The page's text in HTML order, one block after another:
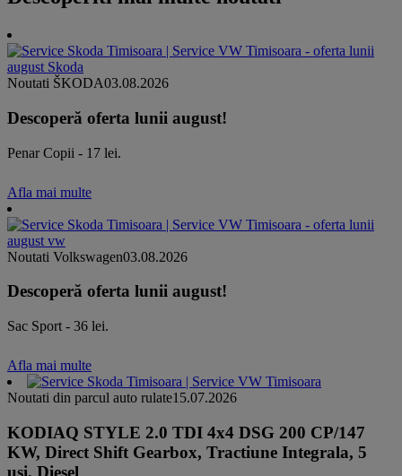
Noutati ŠKODA03.08.2026
Descoperă oferta lunii august!
Penar Copii - 17 lei.
Afla mai multe
Noutati Volkswagen03.08.2026
Descoperă oferta lunii august!
Sac Sport - 36 lei.
Afla mai multe
Noutati din parcul auto rulate15.07.2026
KODIAQ STYLE 2.0 TDI 4x4 DSG 200 CP/147
KW, Direct Shift Gearbox, Tractiune Integrala, 5
usi, Diesel